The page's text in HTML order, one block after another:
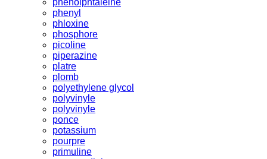
phenyl
phloxine
phosphore
picoline
piperazine
platre
plomb
polyethylene glycol
polyvinyle
polyvinyle
ponce
potassium
pourpre
primuline